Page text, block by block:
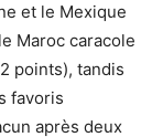
et le Mexique
Maroc caracole
points), tandis
favoris
après deux